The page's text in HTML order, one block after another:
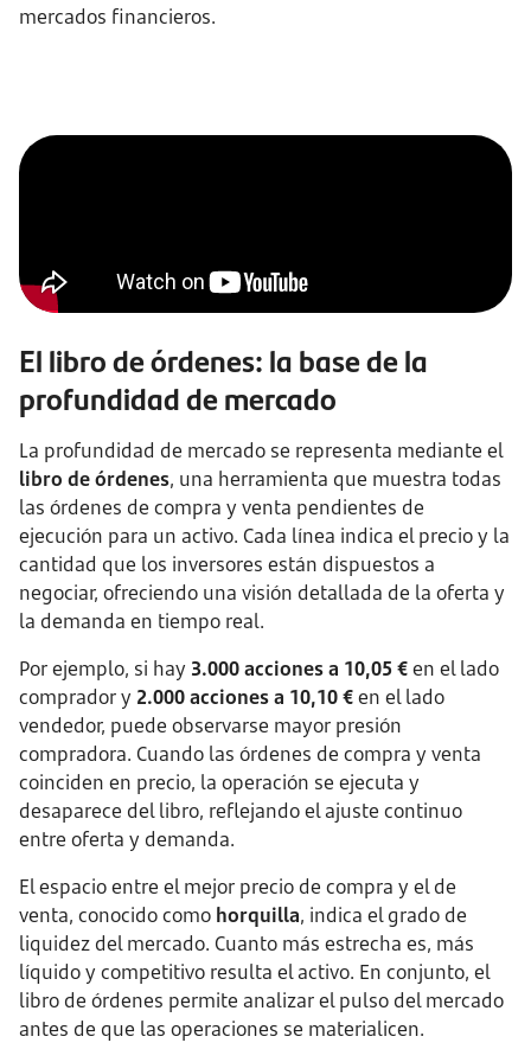
mercados financieros.
El libro de órdenes: la base de la
profundidad de mercado
La profundidad de mercado se representa mediante el
libro de órdenes, una herramienta que muestra todas
las órdenes de compra y venta pendientes de
ejecución para un activo. Cada línea indica el precio y la
cantidad que los inversores están dispuestos a
negociar, ofreciendo una visión detallada de la oferta y
la demanda en tiempo real.
Por ejemplo, si hay 3.000 acciones a 10,05 €en el lado
comprador y 2.000 acciones a 10,10 €en el lado
vendedor, puede observarse mayor presión
compradora. Cuando las órdenes de compra y venta
coinciden en precio, la operación se ejecuta y
desaparece del libro, reflejando el ajuste continuo
entre oferta y demanda.
El espacio entre el mejor precio de compra y el de
venta, conocido como horquilla, indica el grado de
liquidez del mercado. Cuanto más estrecha es, más
líquido y competitivo resulta el activo. En conjunto, el
libro de órdenes permite analizar el pulso del mercado
antes de que las operaciones se materialicen.